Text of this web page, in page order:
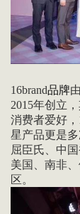
16brand品牌
2015年创立
消费者爱好
星产品更是
屈臣氏、中
美国、南非
区。